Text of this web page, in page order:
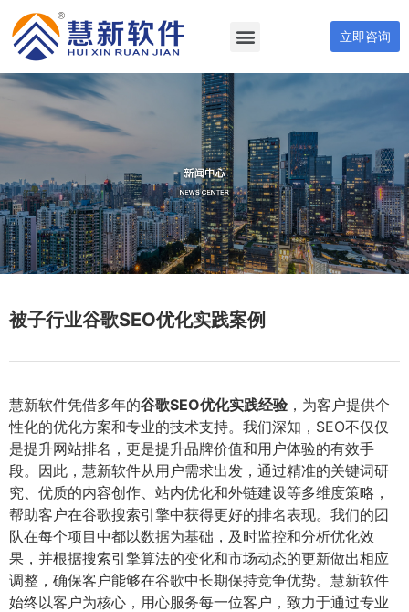
立即咨询
被子行业谷歌SEO优化实践案例
慧新软件凭借多年的谷歌SEO优化实践经验 ，为客户提供个
性化的优化方案和专业的技术支持。我们深知，SEO不仅仅
是提升网站排名，更是提升品牌价值和用户体验的有效手
段。因此，慧新软件从用户需求出发，通过精准的关键词研
究、优质的内容创作、站内优化和外链建设等多维度策略，
帮助客户在谷歌搜索引擎中获得更好的排名表现。我们的团
队在每个项目中都以数据为基础，及时监控和分析优化效
果，并根据搜索引擎算法的变化和市场动态的更新做出相应
调整，确保客户能够在谷歌中长期保持竞争优势。慧新软件
始终以客户为核心，用心服务每一位客户，致力于通过专业